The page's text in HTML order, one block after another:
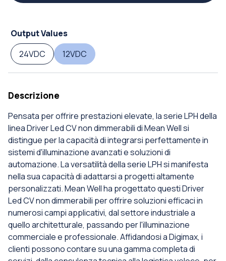
Output Values
24VDC
12VDC
Descrizione
Pensata per offrire prestazioni elevate, la serie LPH della
linea Driver Led CV non dimmerabili di Mean Well si
distingue per la capacità di integrarsi perfettamente in
sistemi d'illuminazione avanzati e soluzioni di
automazione. La versatilità della serie LPH si manifesta
nella sua capacità di adattarsi a progetti altamente
personalizzati. Mean Well ha progettato questi Driver
Led CV non dimmerabili per offrire soluzioni efficaci in
numerosi campi applicativi, dal settore industriale a
quello architetturale, passando per l'illuminazione
commerciale e professionale. Affidandosi a Digimax, i
clienti possono contare su una gamma completa di